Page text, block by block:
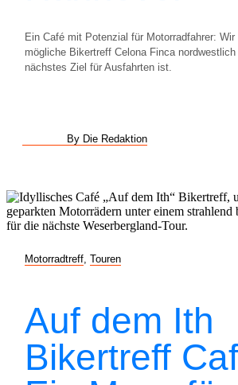
Ein Café mit Potenzial für Motorradfahrer:
mögliche Bikertreff Celona Finca
nächstes Ziel für Ausfahrten ist.
By Die Redaktion
Motorradtreff Touren
Auf dem Ith
Bikertreff